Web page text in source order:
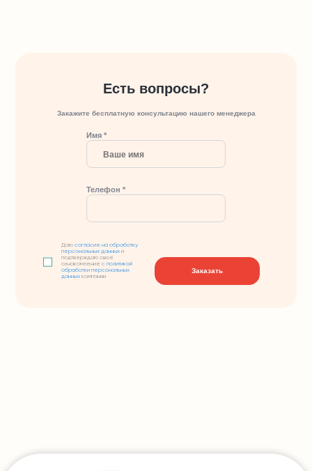
Есть вопросы?
Закажите бесплатную консультацию нашего менеджера
Имя *
Телефон *
Даюсогласие на обработку
персональных данных и
подтверждаю свое
ознакомление сполитикой
обработки персональных
данных компании
Заказать